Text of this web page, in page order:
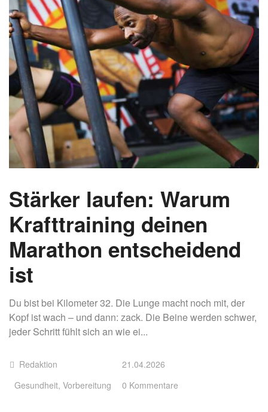
Stärker laufen: Warum
Krafttraining deinen
Marathon entscheidend
ist
Du bist bei Kilometer 32. Die Lunge macht noch mit, der
Kopf ist wach – und dann: zack. Die Beine werden schwer,
jeder Schritt fühlt sich an wie ei...
Redaktion
Gesundheit, Vorbereitung
21.04.2026
0 Kommentare